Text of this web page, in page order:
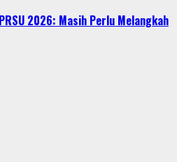
2026: Masih Perlu Melangkah